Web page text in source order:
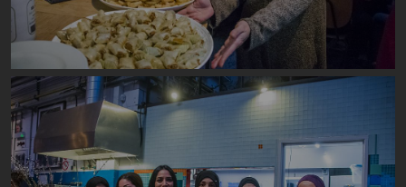
Image